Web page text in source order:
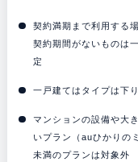
契約満期まで利用する
契約期間がないものは
定
一戸建てはタイプは下
マンションの設備や大
いプラン（auひかりの
未満のプランは対象外